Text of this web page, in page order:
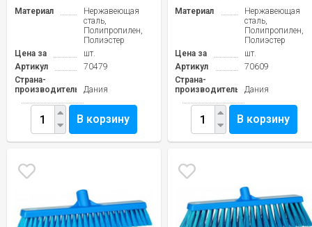
Материал
Нержавеющая
сталь,
Полипропилен,
Полиэстер
Цена за
шт.
Артикул
70479
Страна-
производитель
Дания
В корзину
Материал
Нержавеющая
сталь,
Полипропилен,
Полиэстер
Цена за
шт.
Артикул
70609
Страна-
производитель
Дания
В корзину